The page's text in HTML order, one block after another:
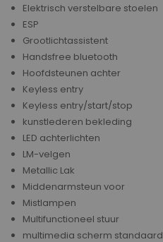
Elektrisch verstelbare stoelen
ESP
Grootlichtassistent
Handsfree bluetooth
Hoofdsteunen achter
Keyless entry
Keyless entry/start/stop
kunstlederen bekleding
LED achterlichten
LM-velgen
Metallic Lak
Middenarmsteun voor
Mistlampen
Multifunctioneel stuur
multimedia scherm standaard